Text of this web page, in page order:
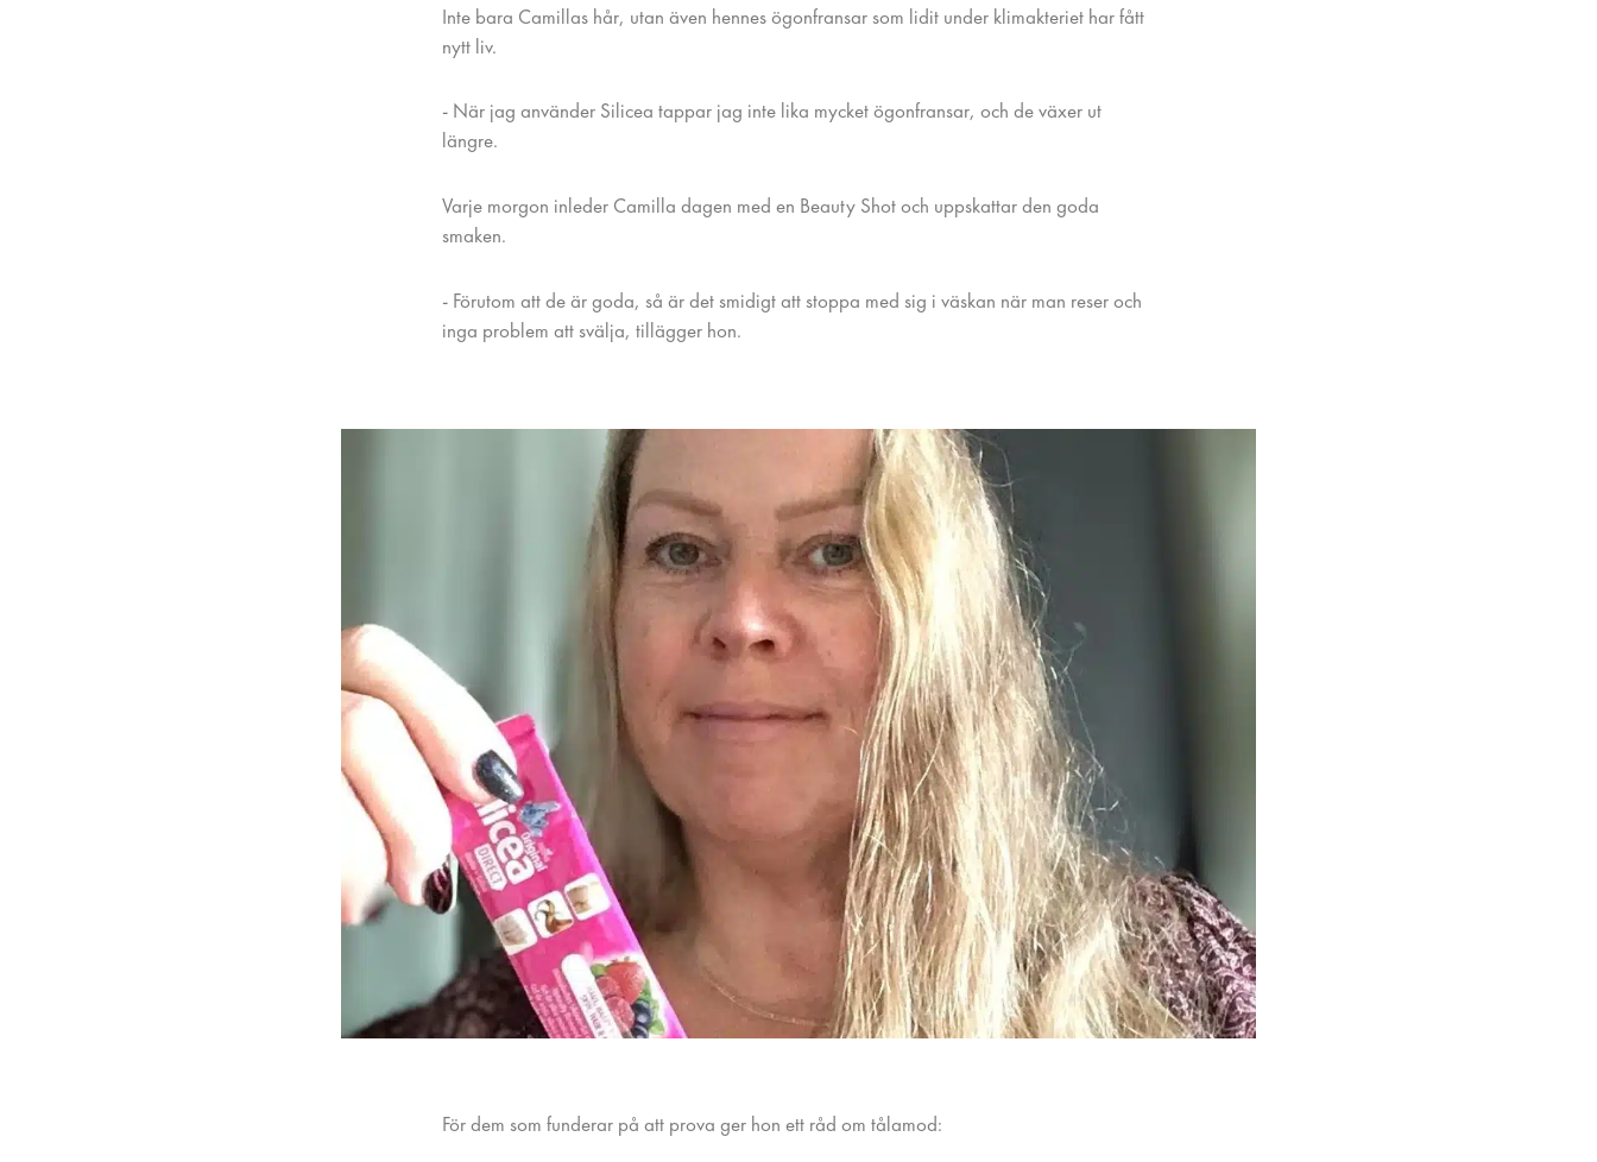
Inte bara Camillas hår, utan även hennes ögonfransar som lidit under klimakteriet har fått
nytt liv.
- När jag använder Silicea tappar jag inte lika mycket ögonfransar, och de växer ut
längre.
Varje morgon inleder Camilla dagen med en Beauty Shot och uppskattar den goda
smaken.
- Förutom att de är goda, så är det smidigt att stoppa med sig i väskan när man reser och
inga problem att svälja, tillägger hon.
För dem som funderar på att prova ger hon ett råd om tålamod: